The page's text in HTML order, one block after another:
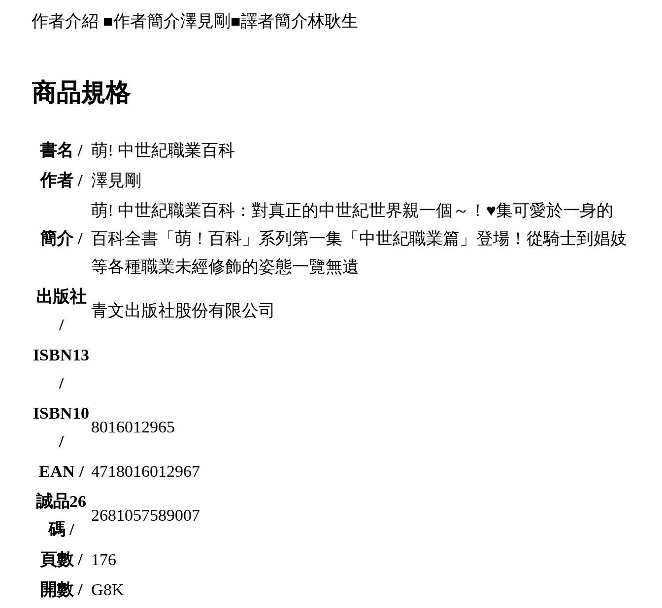
作者介紹 ■作者簡介澤見剛■譯者簡介林耿生
商品規格
書名 / 萌! 中世紀職業百科
作者 / 澤見剛
簡介 /
萌! 中世紀職業百科：對真正的中世紀世界親一個～！♥集可愛於一身的
百科全書「萌！百科」系列第一集「中世紀職業篇」登場！從騎士到娼妓
等各種職業未經修飾的姿態一覽無遺
出版社
/
青文出版社股份有限公司
ISBN13
/
ISBN10
/
8016012965
EAN / 4718016012967
誠品26
碼 /
2681057589007
頁數 / 176
開數 / G8K